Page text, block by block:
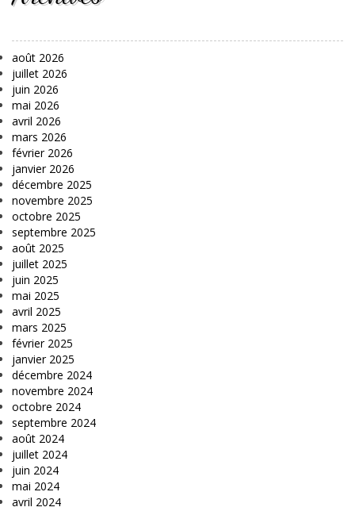
août 2026
juillet 2026
juin 2026
mai 2026
avril 2026
mars 2026
février 2026
janvier 2026
décembre 2025
novembre 2025
octobre 2025
septembre 2025
août 2025
juillet 2025
juin 2025
mai 2025
avril 2025
mars 2025
février 2025
janvier 2025
décembre 2024
novembre 2024
octobre 2024
septembre 2024
août 2024
juillet 2024
juin 2024
mai 2024
avril 2024